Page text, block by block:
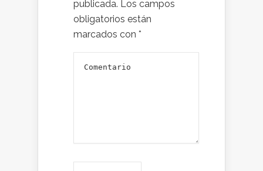
publicada. Los campos
obligatorios están
marcados con *